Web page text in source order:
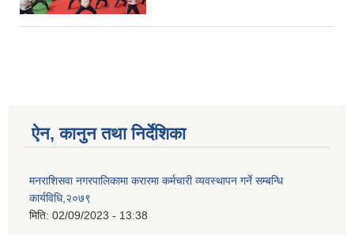
ऐन, कानुन तथा निर्देशिका
मनराशिसवा नगरपालिकामा करारमा कर्मचारी व्यवस्थापन गर्ने सम्बन्धि
कार्यविधि,२०७९
मिति: 02/09/2023 - 13:38